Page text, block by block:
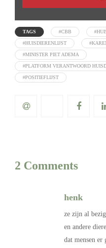
TAGS #CBB
#HUISDIERENLIJST
#MINISTER PIET ADEMA
#PLATFORM VERANTWOORD
#POSITIEFLIJST
2 Comments
henk
ze zijn al
en andere
dat mensen